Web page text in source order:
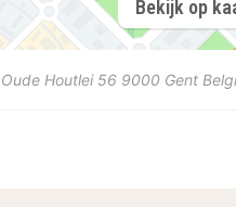
Bekijk op
Oude Houtlei 56 9000 Gent